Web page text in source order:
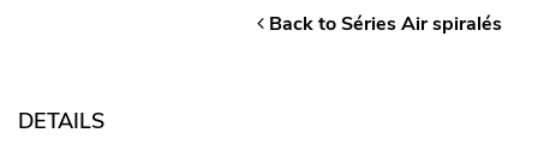
Back to Séries Air spiralés
DETAILS